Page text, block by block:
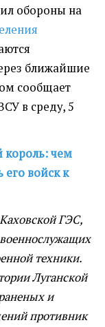
обороны на
ближайшие
сообщает
в среду, 5
король: чем
его войск к
ГЭС,
техники.
Луганской
и
противник